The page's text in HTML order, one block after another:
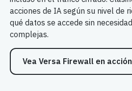
acciones de IA según su nivel de
qué datos se accede sin
complejas.
Vea Versa Firewall en acción